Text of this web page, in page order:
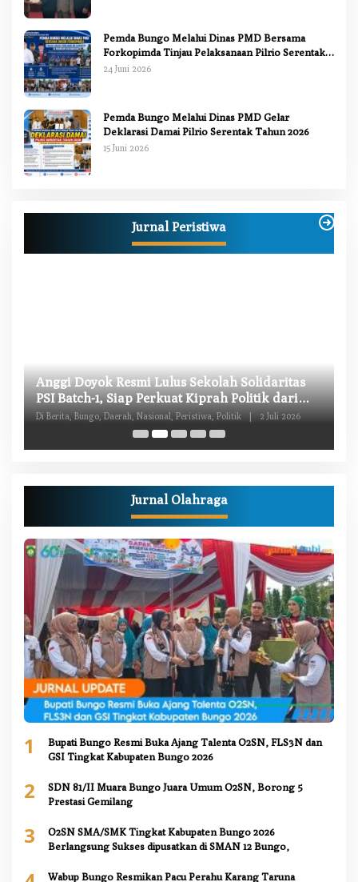
Pemda Bungo Melalui Dinas PMD Bersama
Forkopimda Tinjau Pelaksanaan Pilrio Serentak
2026
24 Juni 2026
Pemda Bungo Melalui Dinas PMD Gelar
Deklarasi Damai Pilrio Serentak Tahun 2026
15 Juni 2026
Jurnal Peristiwa
Anggi Doyok Resmi Lulus Sekolah Solidaritas
PSI Batch-1, Siap Perkuat Kiprah Politik dari
Daerah
Di Berita, Bungo, Daerah, Nasional, Peristiwa, Politik | 2 Juli 2026
Jurnal Olahraga
1
Bupati Bungo Resmi Buka Ajang Talenta O2SN, FLS3N dan
GSI Tingkat Kabupaten Bungo 2026
2
SDN 81/II Muara Bungo Juara Umum O2SN, Borong 5
Prestasi Gemilang
3
O2SN SMA/SMK Tingkat Kabupaten Bungo 2026
Berlangsung Sukses dipusatkan di SMAN 12 Bungo,
Wabup Bungo Resmikan Pacu Perahu Karang Taruna